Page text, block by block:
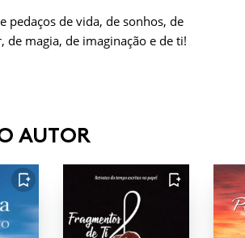
pedaços de vida, de sonhos, de
de magia, de imaginação e de ti!
AUTOR
FAVORITO FAVORITO